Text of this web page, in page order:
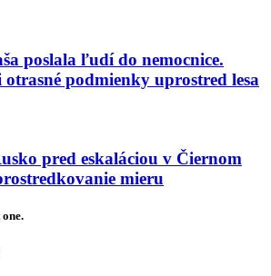
poslala ľudí do nemocnice.
podmienky uprostred lesa
pred eskaláciou v Čiernom
mieru